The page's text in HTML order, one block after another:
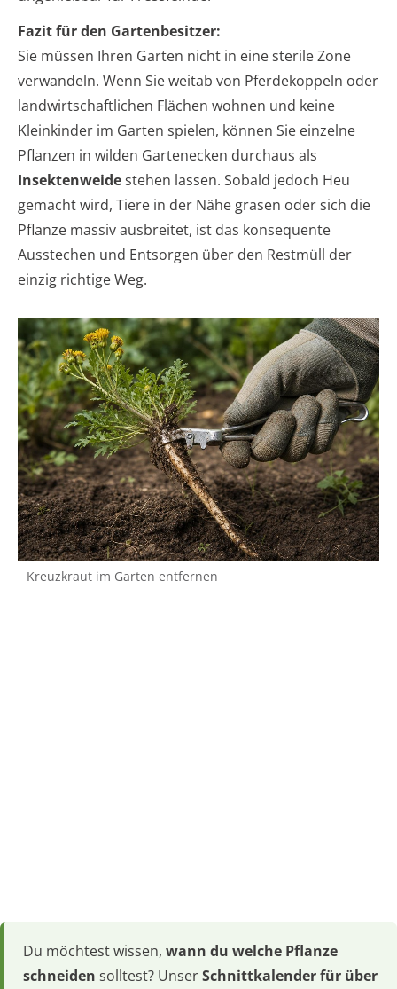
Fazit für den Gartenbesitzer:
Sie müssen Ihren Garten nicht in eine sterile Zone
verwandeln. Wenn Sie weitab von Pferdekoppeln oder
landwirtschaftlichen Flächen wohnen und keine
Kleinkinder im Garten spielen, können Sie einzelne
Pflanzen in wilden Gartenecken durchaus als
Insektenweidestehen lassen. Sobald jedoch Heu
gemacht wird, Tiere in der Nähe grasen oder sich die
Pflanze massiv ausbreitet, ist das konsequente
Ausstechen und Entsorgen über den Restmüll der
einzig richtige Weg.
Kreuzkraut im Garten entfernen
Du möchtest wissen, wann du welche Pflanze
schneiden solltest? UnserSchnittkalender für über